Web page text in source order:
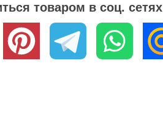
товаром в соц. сетях